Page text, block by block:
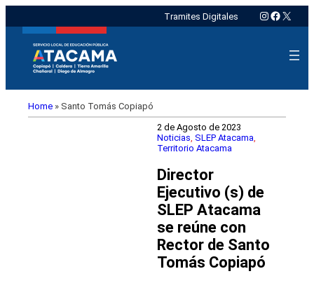
Tramites Digitales Instagram
X
Home » Santo Tomás Copiapó
2 de Agosto de 2023
Noticias, SLEP Atacama
Territorio Atacama
Director
Ejecutivo (s) de
SLEP Atacama
se reúne con
Rector de Santo
Tomás Copiapó